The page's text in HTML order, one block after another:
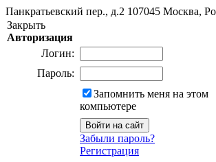
Панкратьевский пер., д.2 107045 Москва,
Закрыть
Авторизация
Логин:
Пароль:
Запомнить меня на этом
компьютере
Забыли пароль?
Регистрация